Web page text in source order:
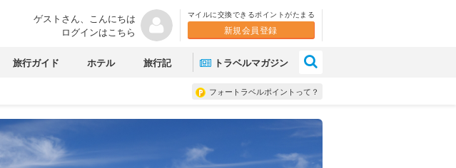
ゲストさん、こんにちは
ログインはこちら
マイルに交換できるポイントがたまる
新規会員登録
旅行ガイド ホテル 旅行記 トラベルマガジン
フォートラベルポイントって？